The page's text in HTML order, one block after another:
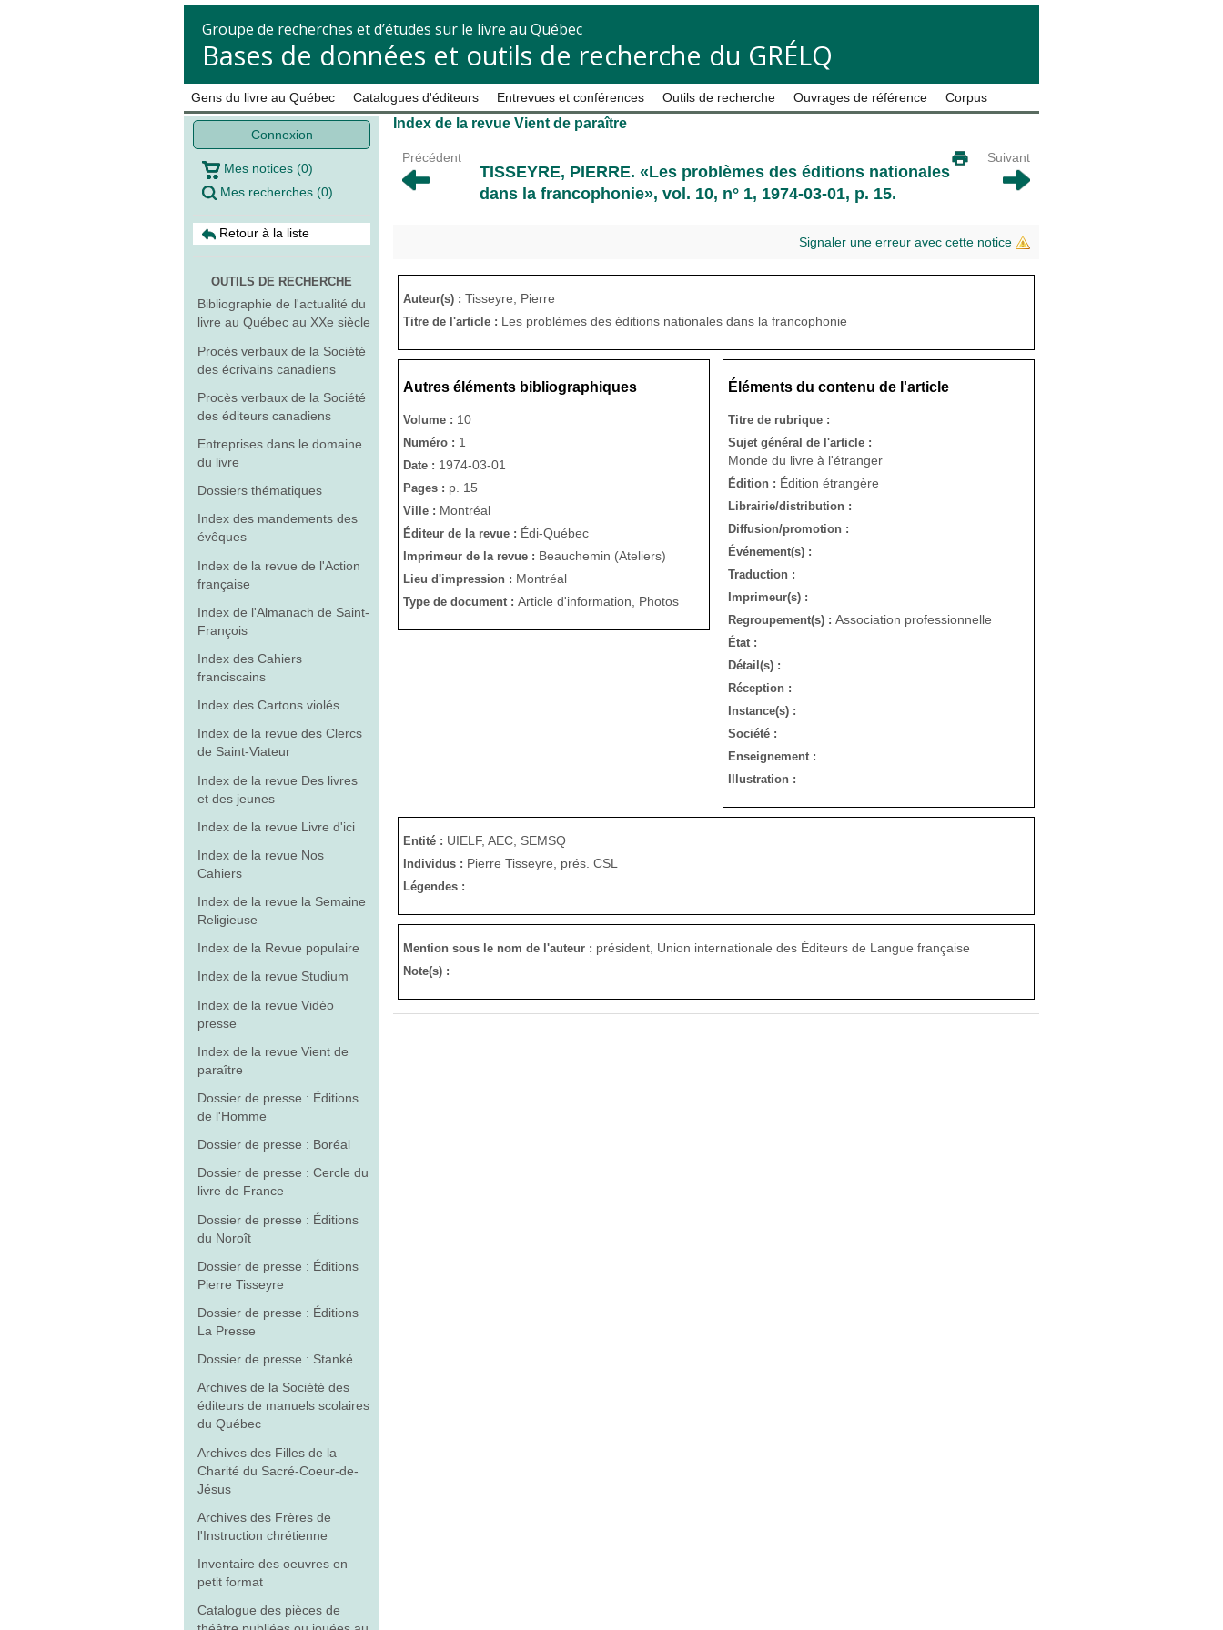
Groupe de recherches et d’études sur le livre au Québec
Bases de données et outils de recherche du GRÉLQ
Gens du livre au Québec Catalogues d'éditeurs Entrevues et conférences Outils de recherche Ouvrages de référence Corpus
Connexion
Mes notices (0)
Mes recherches (0)
Retour à la liste
OUTILS DE RECHERCHE
Bibliographie de l'actualité du
livre au Québec au XXe siècle
Procès verbaux de la Société
des écrivains canadiens
Procès verbaux de la Société
des éditeurs canadiens
Entreprises dans le domaine
du livre
Dossiers thématiques
Index des mandements des
évêques
Index de la revue de l'Action
française
Index de l'Almanach de Saint-
François
Index des Cahiers
franciscains
Index des Cartons violés
Index de la revue des Clercs
de Saint-Viateur
Index de la revue Des livres
et des jeunes
Index de la revue Livre d'ici
Index de la revue Nos
Cahiers
Index de la revue la Semaine
Religieuse
Index de la Revue populaire
Index de la revue Studium
Index de la revue Vidéo
presse
Index de la revue Vient de
paraître
Dossier de presse : Éditions
de l'Homme
Dossier de presse : Boréal
Dossier de presse : Cercle du
livre de France
Dossier de presse : Éditions
du Noroît
Dossier de presse : Éditions
Pierre Tisseyre
Dossier de presse : Éditions
La Presse
Dossier de presse : Stanké
Archives de la Société des
éditeurs de manuels scolaires
du Québec
Archives des Filles de la
Charité du Sacré-Coeur-de-
Jésus
Archives des Frères de
l'Instruction chrétienne
Inventaire des oeuvres en
petit format
Catalogue des pièces de
Index de la revue Vient de paraître
Précédent
TISSEYRE, PIERRE. «Les problèmes des éditions nationales
dans la francophonie», vol. 10, n° 1, 1974-03-01, p. 15.
Suivant
Signaler une erreur avec cette notice
Auteur(s) : Tisseyre, Pierre
Titre de l'article : Les problèmes des éditions nationales dans la francophonie
Autres éléments bibliographiques
Volume : 10
Numéro : 1
Date : 1974-03-01
Pages : p. 15
Ville : Montréal
Éditeur de la revue : Édi-Québec
Imprimeur de la revue : Beauchemin (Ateliers)
Lieu d'impression : Montréal
Type de document : Article d'information, Photos
Éléments du contenu de l'article
Titre de rubrique :
Sujet général de l'article :
Monde du livre à l'étranger
Édition : Édition étrangère
Librairie/distribution :
Diffusion/promotion :
Événement(s) :
Traduction :
Imprimeur(s) :
Regroupement(s) : Association professionnelle
État :
Détail(s) :
Réception :
Instance(s) :
Société :
Enseignement :
Illustration :
Entité : UIELF, AEC, SEMSQ
Individus : Pierre Tisseyre, prés. CSL
Légendes :
Mention sous le nom de l'auteur : président, Union internationale des Éditeurs de Langue française
Note(s) :